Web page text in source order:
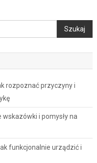
Szukaj
rozpoznać przyczyny i
i pomysły na
funkcjonalnie urządzić i